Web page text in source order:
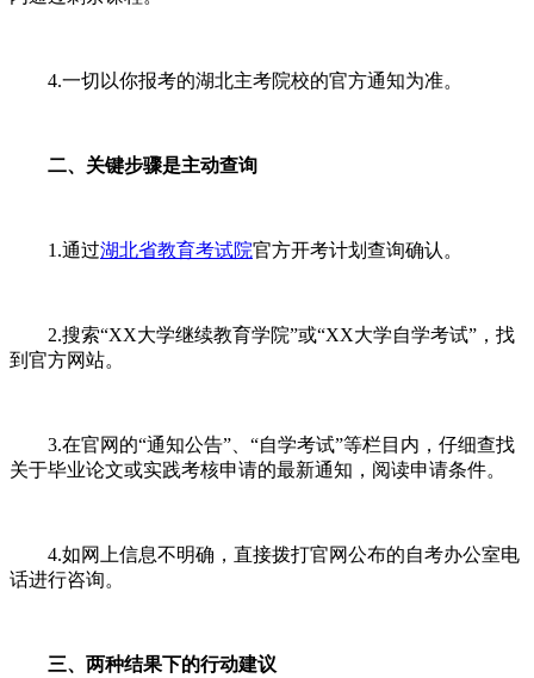
4.一切以你报考的湖北主考院校的官方通知为准。
二、关键步骤是主动查询
1.通过湖北省教育考试院官方开考计划查询确认。
2.搜索“XX大学继续教育学院”或“XX大学自学考试”，找
到官方网站。
3.在官网的“通知公告”、“自学考试”等栏目内，仔细查找
关于毕业论文或实践考核申请的最新通知，阅读申请条件。
4.如网上信息不明确，直接拨打官网公布的自考办公室电
话进行咨询。
三、两种结果下的行动建议